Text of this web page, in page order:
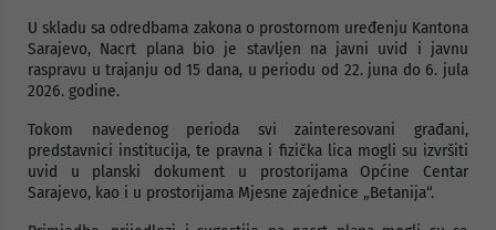
U skladu sa odredbama zakona o prostornom uređenju Kantona
Sarajevo, Nacrt plana bio je stavljen na javni uvid i javnu
raspravu u trajanju od 15 dana, u periodu od 22. juna do 6. jula
2026. godine.
Tokom navedenog perioda svi zainteresovani građani,
predstavnici institucija, te pravna i fizička lica mogli su izvršiti
uvid u planski dokument u prostorijama Općine Centar
Sarajevo, kao i u prostorijama Mjesne zajednice „Betanija“.